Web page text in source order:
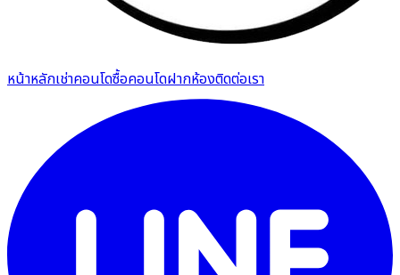
หน้าหลักเช่าคอนโดซื้อคอนโดฝากห้องติดต่อเรา